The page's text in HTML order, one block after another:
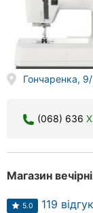
Гончаренка,
(068) 636
Магазин
5.0 119